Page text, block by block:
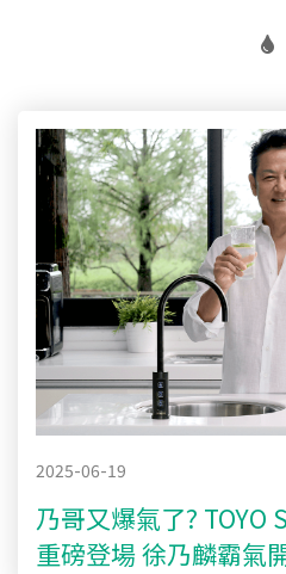
2025-06-19
乃哥又爆氣了? TOYO
重磅登場 徐乃麟霸氣